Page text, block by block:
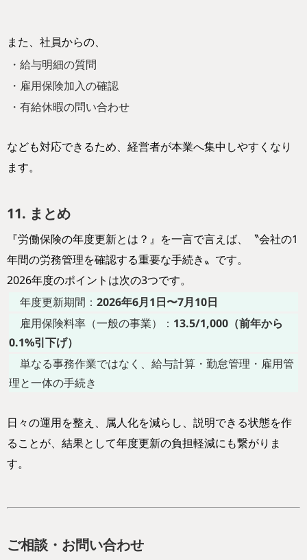
また、社員からの、
・給与明細の質問
・雇用保険加入の確認
・有給休暇の問い合わせ
なども対応できるため、経営者が本業へ集中しやすくなり
ます。
11. まとめ
『労働保険の年度更新とは？』を一言で言えば、〝会社の1
年間の労務管理を確認する重要な手続き〟です。
2026年度のポイントは次の3つです。
年度更新期間：2026年6月1日〜7月10日
雇用保険料率（一般の事業）： 13.5/1,000（前年から
0.1%引下げ）
単なる事務作業ではなく、給与計算・勤怠管理・雇用管
理と一体の手続き
日々の運用を整え、属人化を減らし、説明できる状態を作
ることが、結果として年度更新の負担軽減にも繋がりま
す。
ご相談・お問い合わせ